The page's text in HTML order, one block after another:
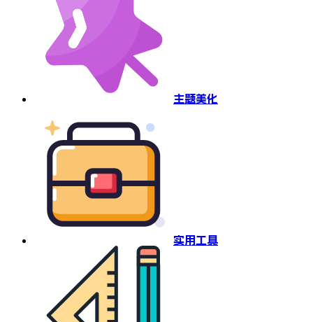
主题美化
实用工具